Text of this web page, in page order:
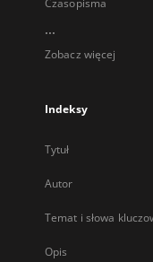
Czasopisma
...
Zobacz więcej
Indeksy
Tytuł
Autor
Temat i słowa
Opis